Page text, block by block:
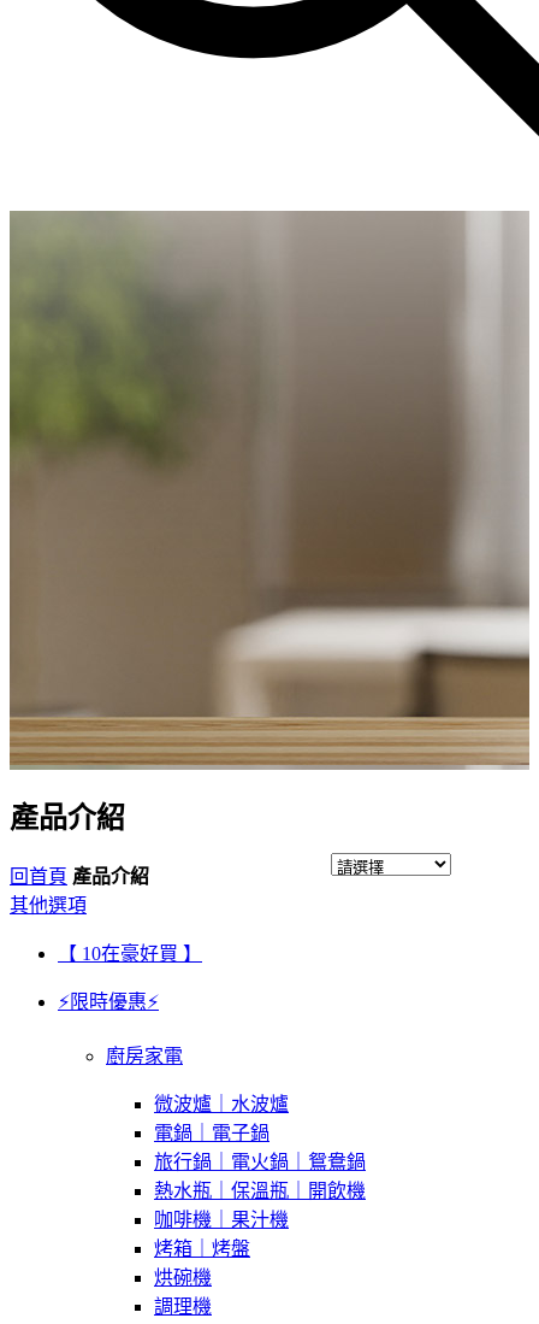
產品介紹
回首頁 產品介紹
其他選項
【 10在豪好買 】
⚡限時優惠⚡
廚房家電
微波爐｜水波爐
電鍋｜電子鍋
旅行鍋｜電火鍋｜鴛鴦鍋
熱水瓶｜保溫瓶｜開飲機
咖啡機｜果汁機
烤箱｜烤盤
烘碗機
調理機